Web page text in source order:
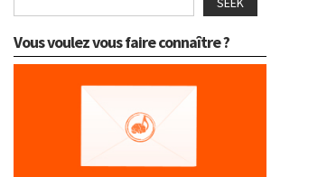
Vous voulez vous faire connaître ?